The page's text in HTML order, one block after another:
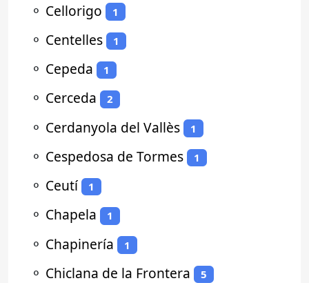
⚬ Cellorigo 1
⚬ Centelles 1
⚬ Cepeda 1
⚬ Cerceda 2
⚬ Cerdanyola del Vallès 1
⚬ Cespedosa de Tormes 1
⚬ Ceutí 1
⚬ Chapela 1
⚬ Chapinería 1
⚬ Chiclana de la Frontera 5